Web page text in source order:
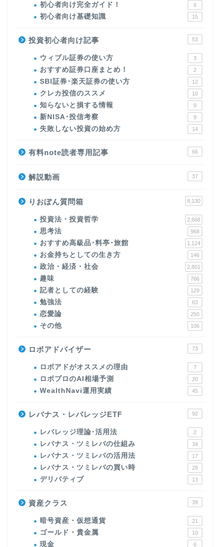
初心者向け完全ガイド！ 6
初心者向け基礎知識 15
投資初心者向け記事 53
ウィブル証券の使い方 3
おすすめ証券口座まとめ！ 2
SBI証券･楽天証券の使い方 12
クレカ投信のススメ 10
知らないと損する情報 9
新NISA･投信考察 9
失敗しない投資の始め方 14
有料note読者専用記事 66
解説動画 37
りおぽん質問箱 8,130
投資法・投資哲学 2,668
思考法 968
おすすめ高級品･料亭･旅館 1,124
お金持ちとしての生き方 146
政治・経済・社会 2,801
趣味 766
記者としての経験 129
勉強法 63
恋愛論 250
その他 106
ロボアドバイザー 73
ロボアドがオススメの理由 7
ロボプロのAI相場予測 20
WealthNavi運用実績 45
レバナス・レバレッジETF 92
レバレッジ理論･活用法 2
レバナス・ツミレバの仕組み 34
レバナス・ツミレバの活用法 17
レバナス・ツミレバの買い時 29
デリバティブ 13
資産クラス 39
暗号資産・仮想通貨 21
ゴールド・貴金属 10
現金 6